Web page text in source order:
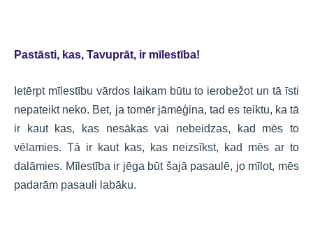
Pastāsti, kas, Tavuprāt, ir mīlestība!
Ietērpt mīlestību vārdos laikam būtu to ierobežot un tā īsti
nepateikt neko. Bet, ja tomēr jāmēģina, tad es teiktu, ka tā
ir kaut kas, kas nesākas vai nebeidzas, kad mēs to
vēlamies. Tā ir kaut kas, kas neizsīkst, kad mēs ar to
dalāmies. Mīlestība ir jēga būt šajā pasaulē, jo mīlot, mēs
padarām pasauli labāku.